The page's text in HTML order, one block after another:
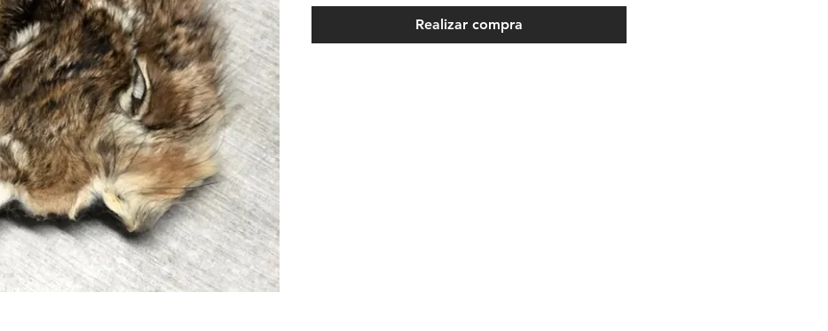
Realizar compra